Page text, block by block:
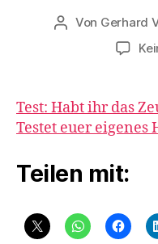
Beitragsautor
Von Gerhard
Test: Habt ihr das
Testet euer eigenes
Teilen mit: